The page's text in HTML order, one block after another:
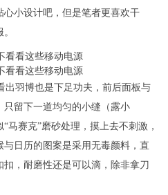
心小设计吧，但是笔者更喜欢干
出羽博也是下足功夫，前后面板与
留下一道均匀的小缝（露小
马赛克”磨砂处理，摸上去不刺激，
日历的图案是采用无毒颜料，直
，耐磨性还是可以滴，除非拿刀